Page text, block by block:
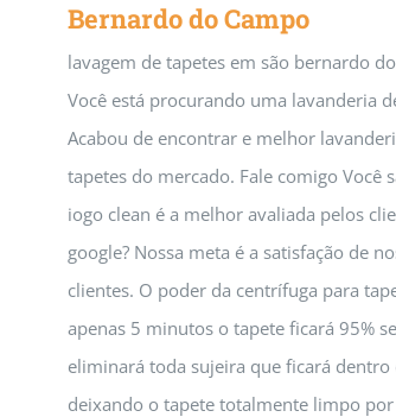
Bernardo do Campo
lavagem de tapetes em são bernardo
Você está procurando uma lavanderia
Acabou de encontrar e melhor
tapetes do mercado. Fale comigo Você
iogo clean é a melhor avaliada pelos
google? Nossa meta é a satisfação de
clientes. O poder da centrífuga para
apenas 5 minutos o tapete ficará 95%
eliminará toda sujeira que ficará dentro
deixando o tapete totalmente limpo